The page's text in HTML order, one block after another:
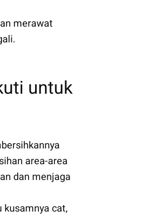
merawat
untuk
area-area
dan menjaga
cat,